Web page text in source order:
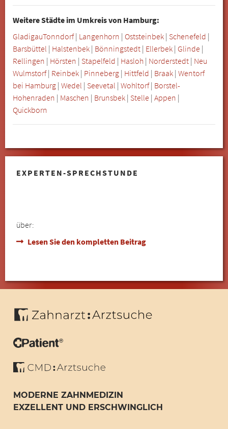
Weitere Städte im Umkreis von Hamburg:
GladigauTonndorf| Langenhorn | Oststeinbek | Schenefeld |
Barsbüttel | Halstenbek | Bönningstedt | Ellerbek | Glinde |
Rellingen | Hörsten | Stapelfeld | Hasloh | Norderstedt | Neu
Wulmstorf| Reinbek | Pinneberg | Hittfeld | Braak | Wentorf
bei Hamburg | Wedel | Seevetal | Wohltorf| Borstel-
Hohenraden | Maschen | Brunsbek | Stelle | Appen |
Quickborn
EXPERTEN-SPRECHSTUNDE
über:
Lesen Sie den kompletten Beitrag
MODERNE ZAHNMEDIZIN
EXZELLENT UND ERSCHWINGLICH